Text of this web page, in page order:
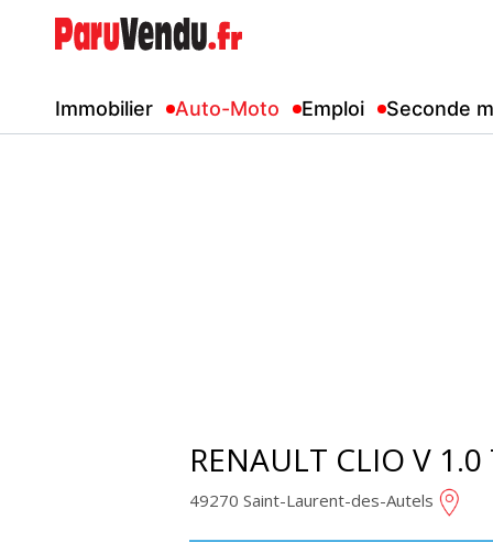
Immobilier Auto-Moto Emploi Seconde
RENAULT CLIO V
49270 Saint-Laurent-des-Autels